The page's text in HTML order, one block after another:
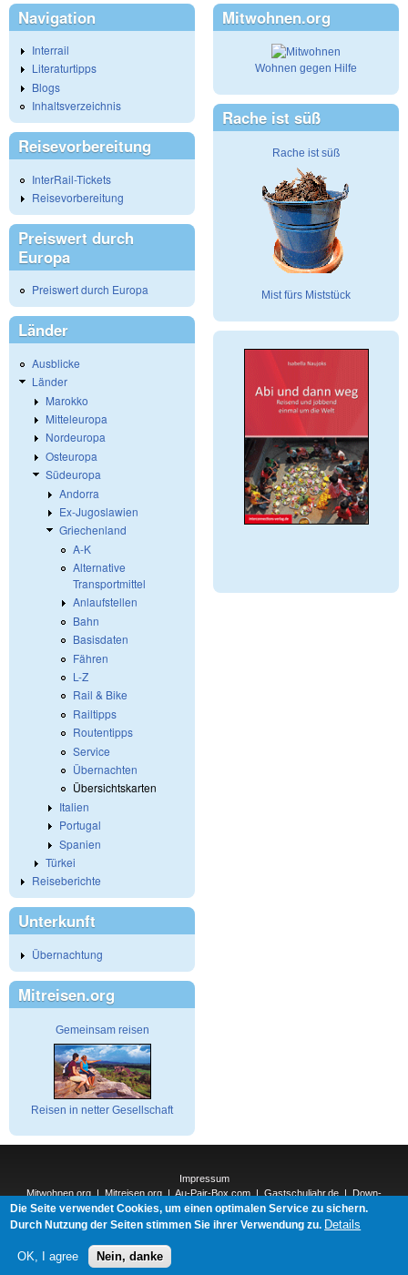
Navigation
Interrail
Literaturtipps
Blogs
Inhaltsverzeichnis
Reisevorbereitung
InterRail-Tickets
Reisevorbereitung
Preiswert durch
Europa
Preiswert durch Europa
Länder
Ausblicke
Länder
Marokko
Mitteleuropa
Nordeuropa
Osteuropa
Südeuropa
Andorra
Ex-Jugoslawien
Griechenland
A-K
Alternative
Transportmittel
Anlaufstellen
Bahn
Basisdaten
Fähren
L-Z
Rail & Bike
Railtipps
Routentipps
Service
Übernachten
Übersichtskarten
Italien
Portugal
Spanien
Türkei
Reiseberichte
Unterkunft
Übernachtung
Mitreisen.org
Gemeinsam reisen
Reisen in netter Gesellschaft
Mitwohnen.org
Wohnen gegen Hilfe
Rache ist süß
Rache ist süß
Mist fürs Miststück
Impressum
Mitwohnen.org | Mitreisen.org | Au-Pair-Box.com | Gastschuljahr.de | Down-
Under.org |Elderpair.com|
Interconnections-Verlag.de|Natur-und-Umwelt.org|ReiseTops.com|
Die Seite verwendet Cookies, um einen optimalen Service zu sichern.
Durch Nutzung der Seiten stimmen Sie ihrer Verwendung zu. Details
OK, I agree Nein, danke